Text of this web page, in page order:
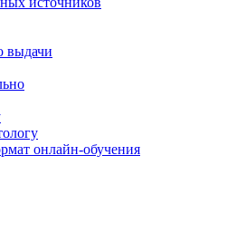
выдачи
онлайн-обучения